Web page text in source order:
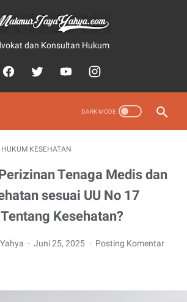
dan Konsultan Hukum
HUKUM KESEHATAN
Tenaga Medis dan
sesuai UU No 17
Kesehatan?
Juni 25, 2025 Posting Komentar